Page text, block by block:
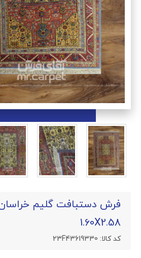
فرش دستبافت گلیم
1.60X2.58
کد کالا: 23F43619330